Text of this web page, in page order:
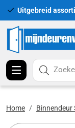
Uitgebreid
Home Binnendeur